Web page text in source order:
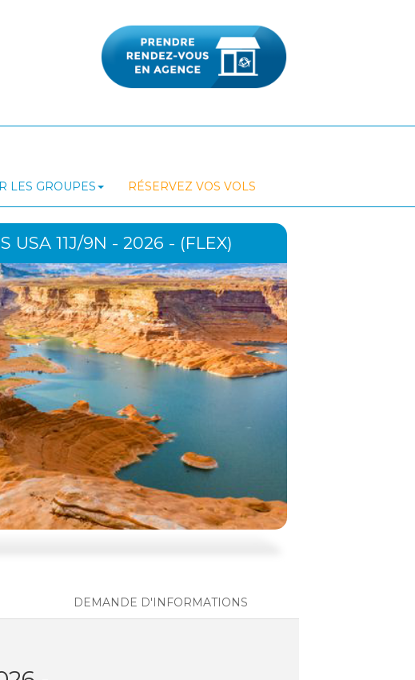
LES GROUPES RÉSERVEZ VOS VOLS
USA 11J/9N - 2026 - (FLEX)
DEMANDE D'INFORMATIONS